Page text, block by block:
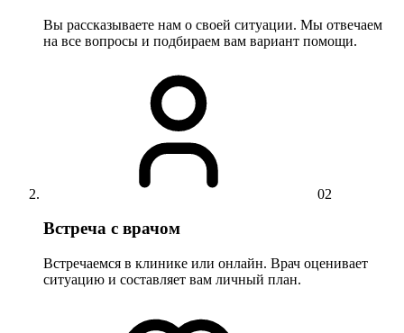
Вы рассказываете нам о своей ситуации. Мы отвечаем
на все вопросы и подбираем вам вариант помощи.
02
Встреча с врачом
Встречаемся в клинике или онлайн. Врач оценивает
ситуацию и составляет вам личный план.